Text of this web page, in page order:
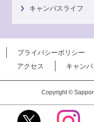
キャンパスライフ
プライバシーポリシー
アクセス
キャンパ
Copyright ©